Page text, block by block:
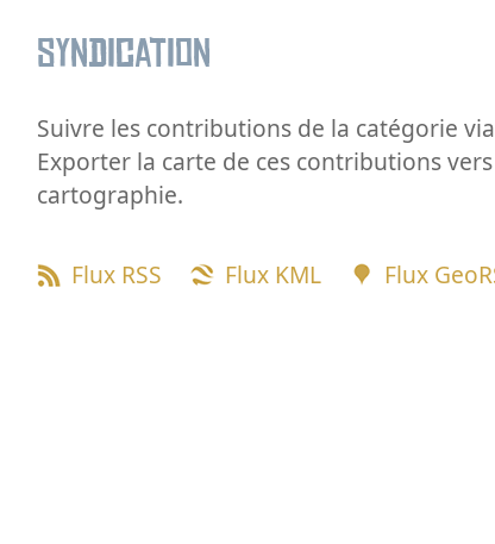
Syndication
Suivre les contributions de la catégorie via
Exporter la carte de ces contributions
cartographie.
Flux RSS Flux KML Flux